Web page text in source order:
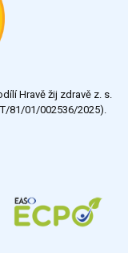
Hravě žij zdravě z. s.
81/01/002536/2025).